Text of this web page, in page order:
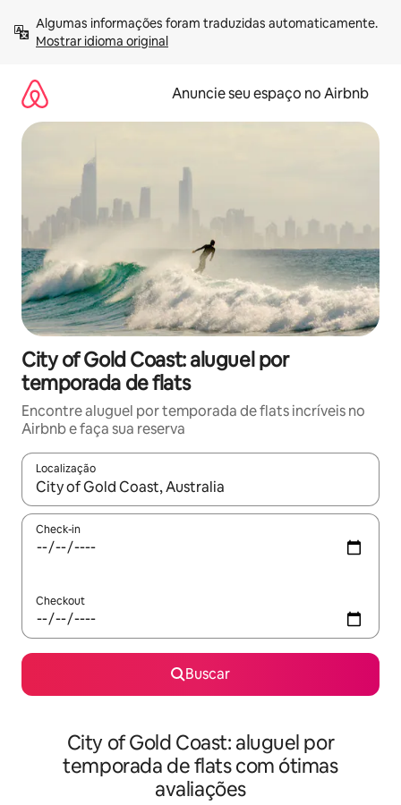
para
Mostrar idioma original
Anuncie seu espaço no Airbnb
City of Gold Coast: aluguel por
temporada de flats
Encontre aluguel por temporada de flats incríveis no
Airbnb e faça sua reserva
Localização
Quando os resultados estiverem disponíveis, explore-os
Check-in
Checkout
Buscar
City of Gold Coast: aluguel por
temporada de flats com ótimas
avaliações